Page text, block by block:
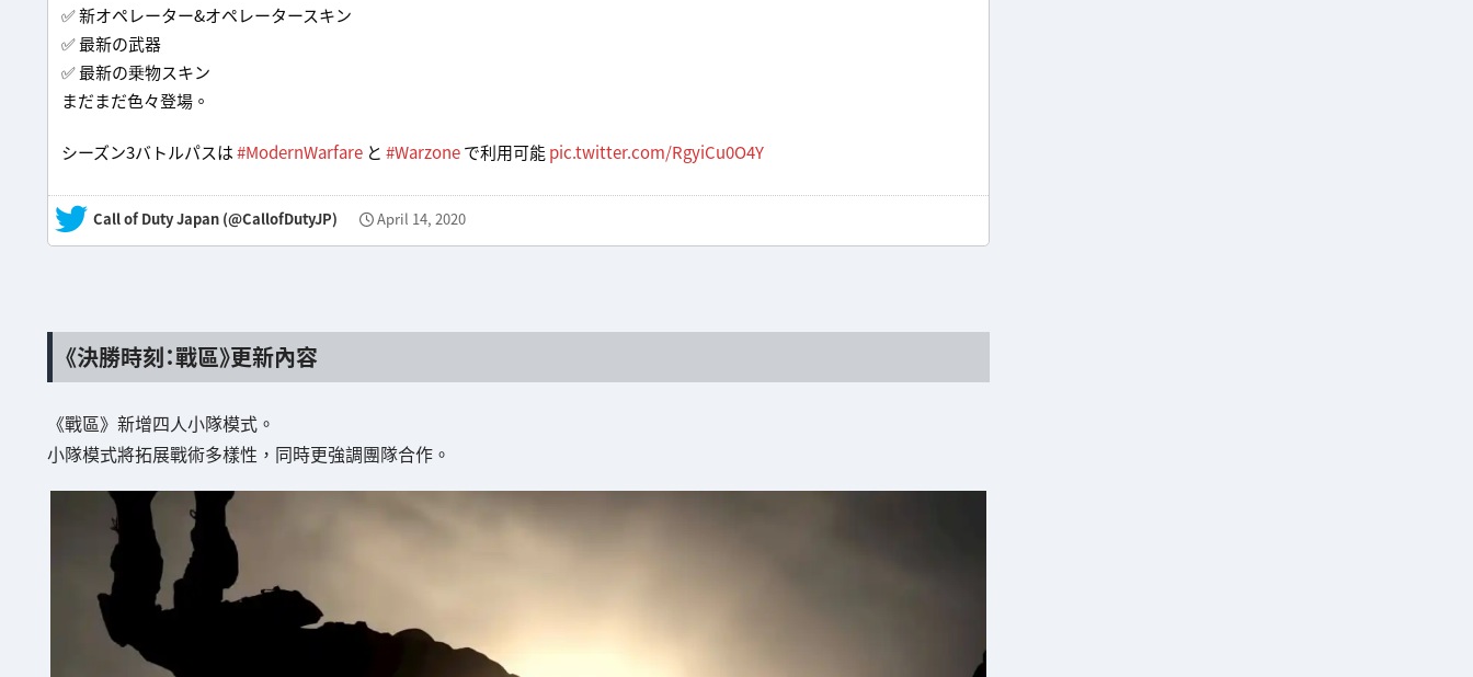
✅ 新オペレーター&オペレータースキン
✅ 最新の武器
✅ 最新の乗物スキン
まだまだ色々登場。
シーズン3バトルパスは#ModernWarfareと #Warzoneで利用可能 pic.twitter.com/RgyiCu0O4Y
— Call of Duty Japan (@CallofDutyJP) April 14, 2020
《決勝時刻：戰區》更新內容
《戰區》新增四人小隊模式。
小隊模式將拓展戰術多樣性，同時更強調團隊合作。